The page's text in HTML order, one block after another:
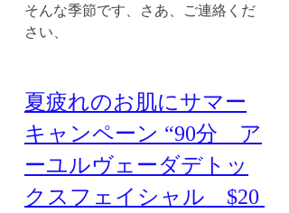
そんな季節です、さあ、ご連絡くだ
さい、
夏疲れのお肌にサマー
キャンペーン “90分　ア
ーユルヴェーダデトッ
クスフェイシャル　$20